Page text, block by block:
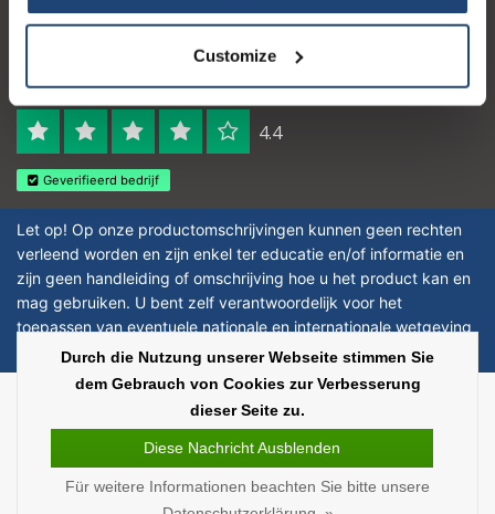
Customize
Logo eigendom van TrustPilot
Reviews 273 - Gut
4.4
Geverifieerd bedrijf
Let op! Op onze productomschrijvingen kunnen geen rechten
verleend worden en zijn enkel ter educatie en/of informatie en
zijn geen handleiding of omschrijving hoe u het product kan en
mag gebruiken. U bent zelf verantwoordelijk voor het
toepassen van eventuele nationale en internationale wetgeving
omtrent het gebruik van chemicaliën.
InStijl Media |
Alle Preise verstehen sich ohne
Durch die Nutzung unserer Webseite stimmen Sie
dem Gebrauch von Cookies zur Verbesserung
dieser Seite zu.
Diese Nachricht Ausblenden
Für weitere Informationen beachten Sie bitte unsere